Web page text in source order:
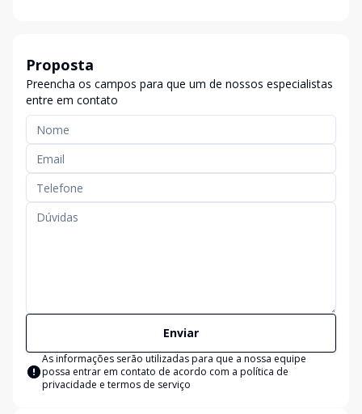
Proposta
Preencha os campos para que um de nossos especialistas
entre em contato
Enviar
As informações serão utilizadas para que a nossa equipe
possa entrar em contato de acordo com a política de
privacidade e termos de serviço